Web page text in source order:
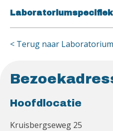
< Terug naar
Hoofdlocatie
Kruisbergseweg 25